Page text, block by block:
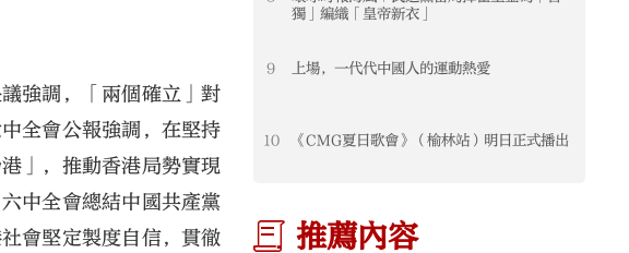
強調，「兩個確立」對
全會公報強調，在堅持
」，推動香港局勢實現
中全會總結中國共產黨
會堅定製度自信，貫徹
獨」編織「皇帝新衣」
9 上場，一代代中國人的運動熱愛
10 《CMG夏日歌會》（榆林站）明日正式播出
推薦內容